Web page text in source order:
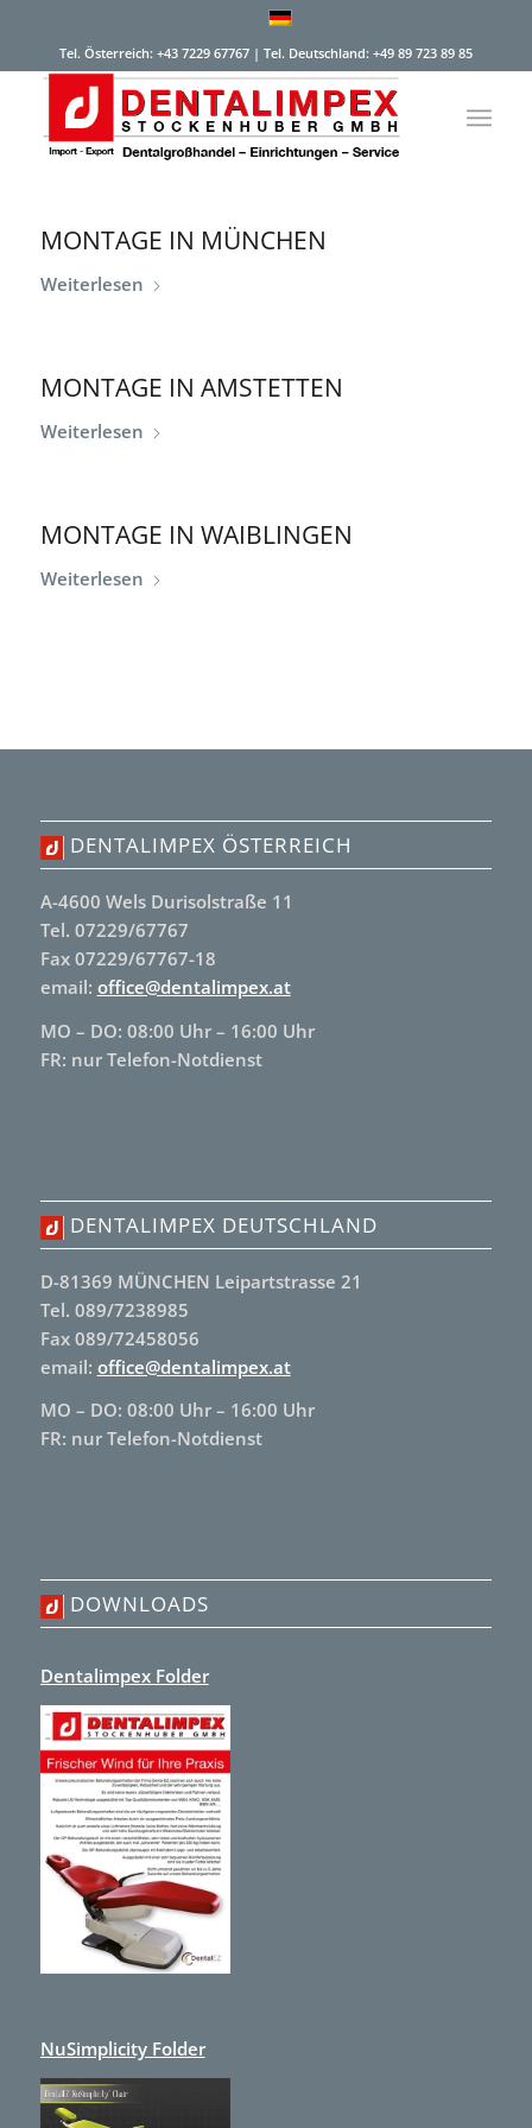
Tel. Österreich: +43 7229 67767 | Tel. Deutschland: +49 89 723 89 85
MONTAGE IN MÜNCHEN
Weiterlesen
MONTAGE IN AMSTETTEN
Weiterlesen
MONTAGE IN WAIBLINGEN
Weiterlesen
DENTALIMPEX ÖSTERREICH
A-4600 Wels Durisolstraße 11
Tel. 07229/67767
Fax 07229/67767-18
email: office@dentalimpex.at
MO – DO: 08:00 Uhr – 16:00 Uhr
FR: nur Telefon-Notdienst
DENTALIMPEX DEUTSCHLAND
D-81369 MÜNCHEN Leipartstrasse 21
Tel. 089/7238985
Fax 089/72458056
email: office@dentalimpex.at
MO – DO: 08:00 Uhr – 16:00 Uhr
FR: nur Telefon-Notdienst
DOWNLOADS
Dentalimpex Folder
NuSimplicity Folder